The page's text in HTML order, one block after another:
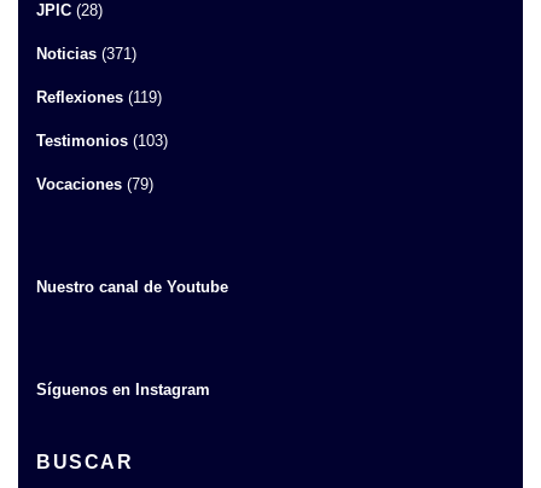
JPIC (28)
Noticias (371)
Reflexiones (119)
Testimonios (103)
Vocaciones (79)
Nuestro canal de Youtube
Síguenos en Instagram
BUSCAR